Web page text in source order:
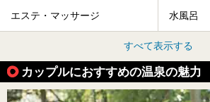
エステ・マッサージ 水風呂
すべて表示する
カップルにおすすめの温泉の魅力